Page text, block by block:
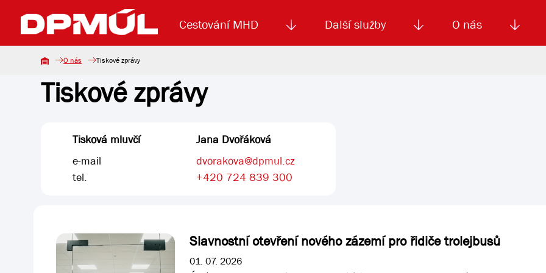
Cestování MHD
Uzavření mostu Dr. E. Beneše
Další služby
Lanová dráha Reklama
O nás
Základní údaje Aktuality
O nás Tiskové zprávy
Tiskové zprávy
Tisková mluvčí
Jana Dvořáková
e-mail
dvorakova@dpmul.cz
tel.
+420 724 839 300
Slavnostní otevření nového zázemí pro řidiče trolejbusů
01. 07. 2026